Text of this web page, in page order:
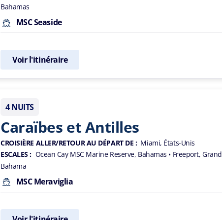
Bahamas
MSC Seaside
Voir l'itinéraire
4 NUITS
Caraïbes et Antilles
CROISIÈRE ALLER/RETOUR AU DÉPART DE : Miami, États-Unis
ESCALES : Ocean Cay MSC Marine Reserve, Bahamas • Freeport, Grand
Bahama
MSC Meraviglia